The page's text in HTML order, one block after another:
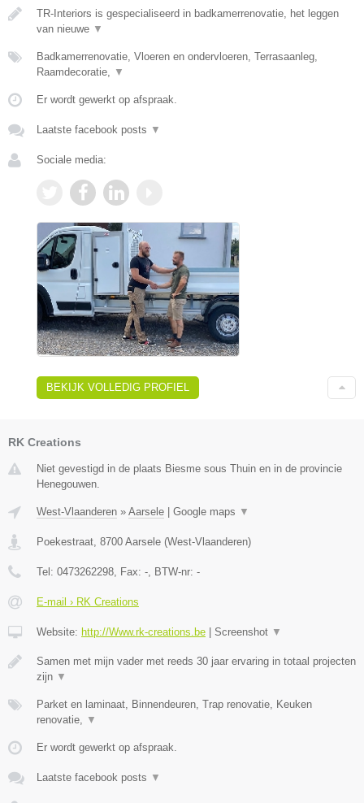
TR-Interiors is gespecialiseerd in badkamerrenovatie, het leggen
van nieuwe ▼
Badkamerrenovatie, Vloeren en ondervloeren, Terrasaanleg,
Raamdecoratie,
▼
Er wordt gewerkt op afspraak.
Laatste facebook posts ▼
Sociale media:
BEKIJK VOLLEDIG PROFIEL
RK Creations
Niet gevestigd in de plaats Biesme sous Thuin en in de provincie
Henegouwen.
West-Vlaanderen » Aarsele Google maps ▼
Poekestraat, 8700 Aarsele (West-Vlaanderen)
Tel: 0473262298, Fax: -, BTW-nr: -
E-mail › RK Creations
Website: http://Www.rk-creations.be Screenshot ▼
Samen met mijn vader met reeds 30 jaar ervaring in totaal projecten
zijn ▼
Parket en laminaat, Binnendeuren, Trap renovatie, Keuken
renovatie, ▼
Er wordt gewerkt op afspraak.
Laatste facebook posts ▼